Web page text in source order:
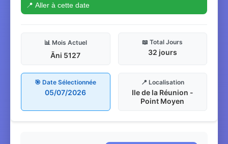
📍 Aller à cette date
📊 Mois Actuel
Āni 5127
📖 Total Jours
32 jours
🎯 Date Sélectionnée
05/07/2026
📍 Localisation
Ile de la Réunion -
Point Moyen